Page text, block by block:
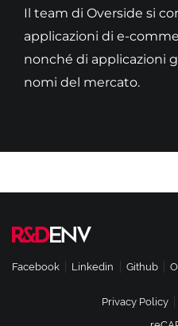
Il team di Overside si
applicazioni di e-
nonché di applicazioni
nomi del mercato.
Facebook Linkedin Github
Privacy Policy